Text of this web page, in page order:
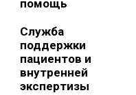
помощь
Служба
поддержки
пациентов и
внутренней
экспертизы